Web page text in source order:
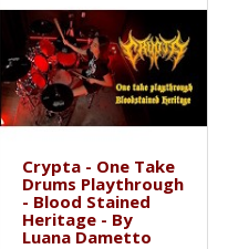
Crypta - One Take
Drums Playthrough
- Blood Stained
Heritage - By
Luana Dametto